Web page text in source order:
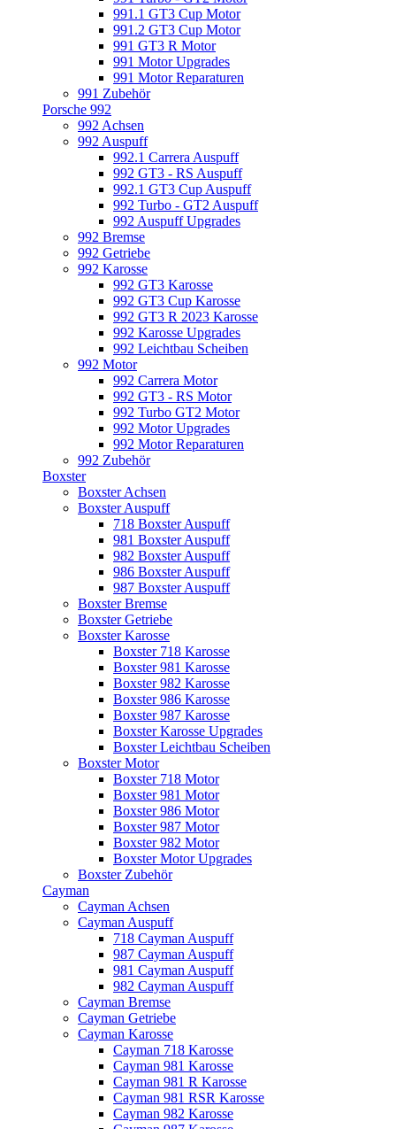
991.1 GT3 Cup Motor
991.2 GT3 Cup Motor
991 GT3 R Motor
991 Motor Upgrades
991 Motor Reparaturen
991 Zubehör
Porsche 992
992 Achsen
992 Auspuff
992.1 Carrera Auspuff
992 GT3 - RS Auspuff
992.1 GT3 Cup Auspuff
992 Turbo - GT2 Auspuff
992 Auspuff Upgrades
992 Bremse
992 Getriebe
992 Karosse
992 GT3 Karosse
992 GT3 Cup Karosse
992 GT3 R 2023 Karosse
992 Karosse Upgrades
992 Leichtbau Scheiben
992 Motor
992 Carrera Motor
992 GT3 - RS Motor
992 Turbo GT2 Motor
992 Motor Upgrades
992 Motor Reparaturen
992 Zubehör
Boxster
Boxster Achsen
Boxster Auspuff
718 Boxster Auspuff
981 Boxster Auspuff
982 Boxster Auspuff
986 Boxster Auspuff
987 Boxster Auspuff
Boxster Bremse
Boxster Getriebe
Boxster Karosse
Boxster 718 Karosse
Boxster 981 Karosse
Boxster 982 Karosse
Boxster 986 Karosse
Boxster 987 Karosse
Boxster Karosse Upgrades
Boxster Leichtbau Scheiben
Boxster Motor
Boxster 718 Motor
Boxster 981 Motor
Boxster 986 Motor
Boxster 987 Motor
Boxster 982 Motor
Boxster Motor Upgrades
Boxster Zubehör
Cayman
Cayman Achsen
Cayman Auspuff
718 Cayman Auspuff
987 Cayman Auspuff
981 Cayman Auspuff
982 Cayman Auspuff
Cayman Bremse
Cayman Getriebe
Cayman Karosse
Cayman 718 Karosse
Cayman 981 Karosse
Cayman 981 R Karosse
Cayman 981 RSR Karosse
Cayman 982 Karosse